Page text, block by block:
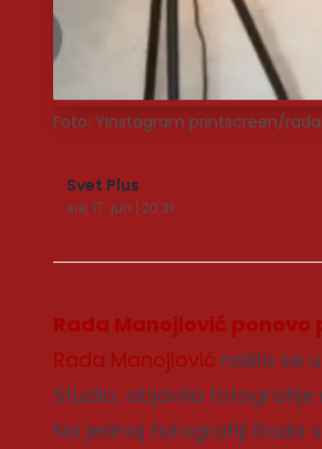
Foto: YInstagram printscreen/
Svet Plus
sre, 17. jun | 20:31
Rada Manojlović
Rada Manojlović našla se
Studio, objavila
Na jednoj fotografiji Rada